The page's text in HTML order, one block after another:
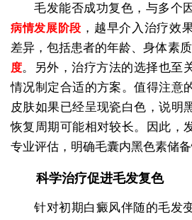
毛发能否成功复色，与多个
病情发展阶段 ，越早介入治疗效
差异，包括患者的年龄、身体素
度。另外，治疗方法的选择也至
情况制定合适的方案。值得注意
皮肤如果已经呈现瓷白色，说明
恢复周期可能相对较长。因此，
专业评估，明确毛囊内黑色素储备
科学治疗促进毛发复色
针对初期白癜风伴随的毛发